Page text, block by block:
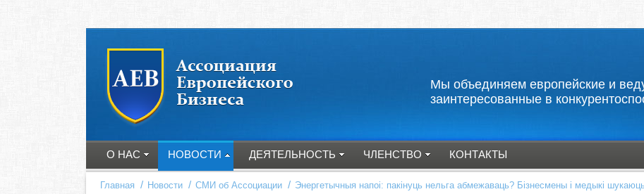
О НАС НОВОСТИ ДЕЯТЕЛЬНОСТЬ ЧЛЕНСТВО КОНТАКТЫ
Мы объединяем европейские и
заинтересованные в
Главная / Новости / СМИ об Ассоциации / Энергетычныя напоі: пакінуць нельга абмежаваць? Біз­несмены і ме­ды­кі